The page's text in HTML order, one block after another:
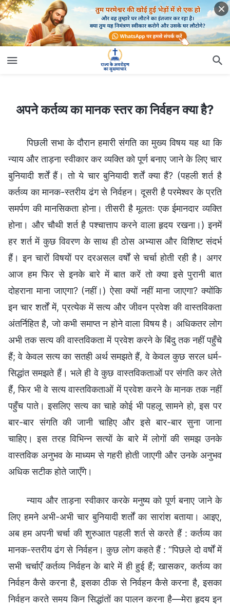
अपने कर्तव्‍य का मानक स्तर का निर्वहन क्‍या है?
अपने कर्तव्‍य का मानक स्तर का निर्वहन क्‍या है?
पिछली सभा के दौरान हमारी संगति का मुख्य विषय यह था कि
न्याय और ताड़ना स्वीकार कर व्यक्ति को पूर्ण बनाए जाने के लिए चार
बुनियादी शर्तें हैं। तो ये चार बुनियादी शर्तें क्या हैं? (पहली शर्त है
कर्तव्य का मानक-स्तरीय ढंग से निर्वहन। दूसरी है परमेश्वर के प्रति
समर्पण की मानसिकता होना। तीसरी है मूलतः एक ईमानदार व्यक्ति
होना। और चौथी शर्त है पश्चात्ताप करने वाला हृदय रखना।) इनमें
हर शर्त में कुछ विवरण के साथ ही ठोस अभ्यास और विशिष्ट संदर्भ
हैं। इन चारों विषयों पर दरअसल वर्षों से चर्चा होती रही है। अगर
आज हम फिर से इनके बारे में बात करें तो क्या इसे पुरानी बात
दोहराना माना जाएगा? (नहीं।) ऐसा क्यों नहीं माना जाएगा? क्योंकि
इन चार शर्तों में, प्रत्येक में सत्य और जीवन प्रवेश की वास्तविकता
अंतर्निहित है, जो कभी समाप्त न होने वाला विषय है। अधिकतर लोग
अभी तक सत्य की वास्तविकता में प्रवेश करने के बिंदु तक नहीं पहुँचे
हैं; वे केवल सत्य का सतही अर्थ समझते हैं, वे केवल कुछ सरल धर्म-
सिद्धांत समझते हैं। भले ही वे कुछ वास्तविकताओं पर संगति कर लेते
हैं, फिर भी वे सत्य वास्तविकताओं में प्रवेश करने के मानक तक नहीं
पहुँच पाते। इसलिए सत्य का चाहे कोई भी पहलू सामने हो, इस पर
बार-बार संगति की जानी चाहिए और इसे बार-बार सुना जाना
चाहिए। इस तरह विभिन्न सत्यों के बारे में लोगों की समझ उनके
वास्तविक अनुभव के माध्यम से गहरी होती जाएगी और उनके अनुभव
अधिक सटीक होते जाएँगे।
न्याय और ताड़ना स्वीकार करके मनुष्य को पूर्ण बनाए जाने के
लिए हमने अभी-अभी चार बुनियादी शर्तों का सारांश बताया। आइए,
अब हम अपनी चर्चा की शुरुआत पहली शर्त से करते हैं : कर्तव्य का
मानक-स्तरीय ढंग से निर्वहन। कुछ लोग कहते हैं : “पिछले दो वर्षों में
सभी चर्चाएँ कर्तव्य निर्वहन के बारे में ही हुई हैं; खासकर, कर्तव्य का
निर्वहन कैसे करना है, इसका ठीक से निर्वहन कैसे करना है, इसका
निर्वहन करते समय किन सिद्धांतों का पालन करना है—मेरा हृदय इन